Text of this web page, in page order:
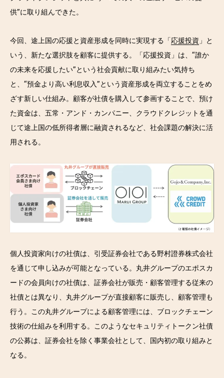
供”に取り組んできた。
今回、途上国の応援と資産形成を同時に実現する「応援投資 」と
いう、新たな選択肢を顧客に提供する。「応援投資」は、“誰か
の未来を応援したい”という社会貢献に取り組みたい気持ち
と、“預金より高い利息収入”という資産形成を両立することをめ
ざす新しい仕組み。顧客が社債を購入して参画することで、預け
た資金は、五常・アンド・カンパニー、クラウドクレジットを通
じて途上国の低所得者層に融資されるなど、社会課題の解決に活
用される。
個人投資家向けの社債は、引受証券会社である野村證券株式会社
を通じて申し込みが可能となっている。丸井グループのエポスカ
ードの会員向けの社債は、証券会社が販売・顧客管理する従来の
社債とは異なり、丸井グループが直接顧客に販売し、顧客管理も
行う。この丸井グループによる顧客管理には、ブロックチェーン
技術の仕組みを利用する。このようなセキュリティトークン社債
の公募は、証券会社を除く事業会社として、国内初の取り組みと
なる。